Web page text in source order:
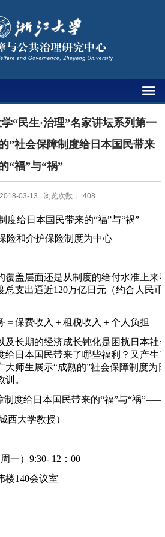
学“民生·治理”名家讲坛系列第一
社会保障制度给日本国民带来
“福”与“祸”
03-13 浏览次数： 408
度给日本国民带来的“福”与“祸”
和介护保险制度为中心
覆盖层面还是从制度的给付水准上
总支出逼近120万亿日元（约合人民
＝保费收入＋租税收入＋个人负担
及长期的经济成长钝化是困扰日本
给日本国民带来了哪些福利？又产
大师生展示“成熟的”社会保障制度
。
制度给日本国民带来的“福”与“祸
西大学教授）
一）9:30- 12：00
楼140会议室